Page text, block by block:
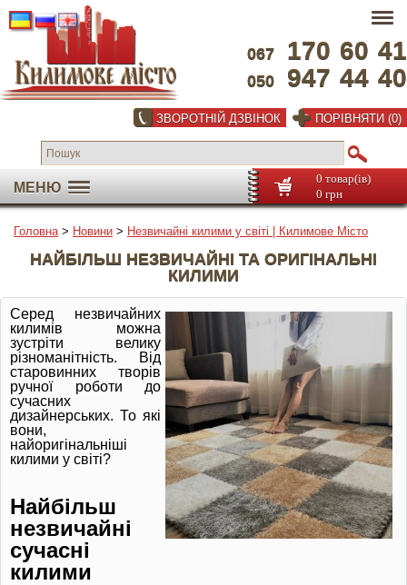
067 170 60 41
050 947 44 40
ЗВОРОТНІЙ ДЗВІНОК ПОРІВНЯТИ (0)
МЕНЮ
0 товар(ів)
0 грн
Головна> Новини > Незвичайні килими у світі | Килимове Місто
НАЙБІЛЬШ НЕЗВИЧАЙНІ ТА ОРИГІНАЛЬНІ
КИЛИМИ
Серед незвичайних
килимів можна
зустріти велику
різноманітність.
Від
старовинних творів
ручної роботи до
сучасних
дизайнерських. То які
вони,
найоригінальніші
килими у світі?
Найбільш
незвичайні
сучасні
килими